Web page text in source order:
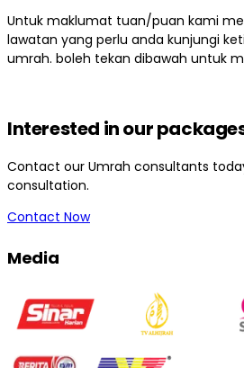
Untuk maklumat tuan/puan kami
lawatan yang perlu anda kunjungi
umrah. boleh tekan dibawah untuk
Interested in our
Contact our Umrah consultants
consultation.
Contact Now
Media